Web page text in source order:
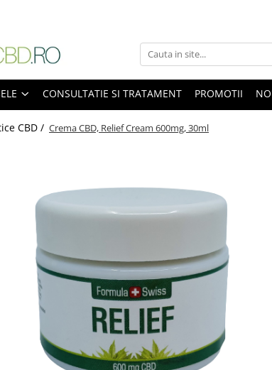
CONSULTATIE SI TRATAMENT PROMOTII
CBD / Crema CBD, Relief Cream 600mg, 30ml